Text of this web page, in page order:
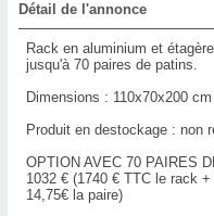
Détail de l'annonce
Rack en aluminium et
jusqu'à 70 paires de patins.
Dimensions : 110x70x200 cm
Produit en destockage : non
OPTION AVEC 70 PAIRES
1032 € (1740 € TTC le rack
14,75€ la paire)